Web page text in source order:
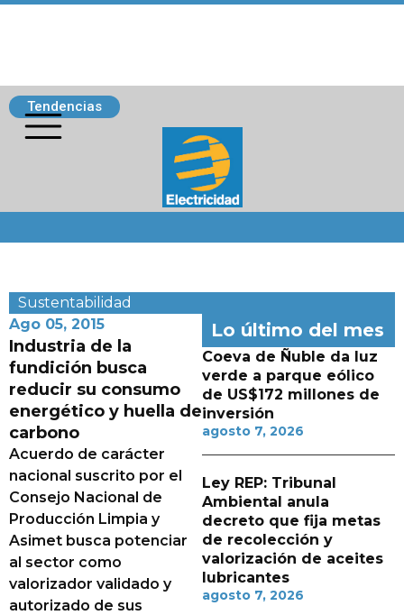
Tendencias
Sustentabilidad
Ago 05, 2015
Industria de la
fundición busca
reducir su consumo
energético y huella de
carbono
Acuerdo de carácter
nacional suscrito por el
Consejo Nacional de
Producción Limpia y
Asimet busca potenciar
al sector como
valorizador validado y
autorizado de sus
Lo último del mes
Coeva de Ñuble da luz
verde a parque eólico
de US$172 millones de
inversión
agosto 7, 2026
Ley REP: Tribunal
Ambiental anula
decreto que fija metas
de recolección y
valorización de aceites
lubricantes
agosto 7, 2026